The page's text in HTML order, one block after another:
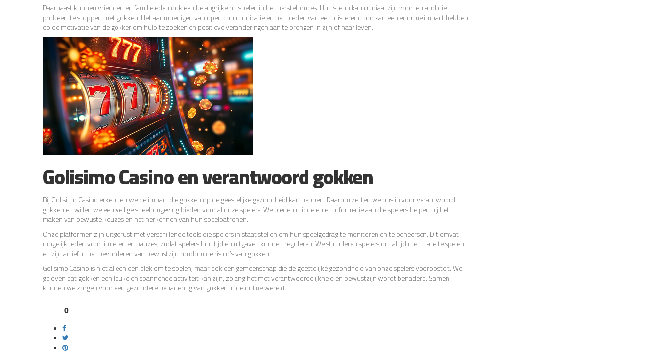
Daarnaast kunnen vrienden en familieleden ook een belangrijke rol spelen in het herstelproces. Hun steun kan cruciaal zijn voor iemand die
probeert te stoppen met gokken. Het aanmoedigen van open communicatie en het bieden van een luisterend oor kan een enorme impact hebben
op de motivatie van de gokker om hulp te zoeken en positieve veranderingen aan te brengen in zijn of haar leven.
Golisimo Casino en verantwoord gokken
Bij Golisimo Casino erkennen we de impact die gokken op de geestelijke gezondheid kan hebben. Daarom zetten we ons in voor verantwoord
gokken en willen we een veilige speelomgeving bieden voor al onze spelers. We bieden middelen en informatie aan die spelers helpen bij het
maken van bewuste keuzes en het herkennen van hun speelpatronen.
Onze platformen zijn uitgerust met verschillende tools die spelers in staat stellen om hun speelgedrag te monitoren en te beheersen. Dit omvat
mogelijkheden voor limieten en pauzes, zodat spelers hun tijd en uitgaven kunnen reguleren. We stimuleren spelers om altijd met mate te spelen
en zijn actief in het bevorderen van bewustzijn rondom de risico’s van gokken.
Golisimo Casino is niet alleen een plek om te spelen, maar ook een gemeenschap die de geestelijke gezondheid van onze spelers vooropstelt. We
geloven dat gokken een leuke en spannende activiteit kan zijn, zolang het met verantwoordelijkheid en bewustzijn wordt benaderd. Samen
kunnen we zorgen voor een gezondere benadering van gokken in de online wereld.
0